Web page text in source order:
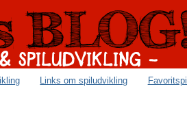
Links om spiludvikling Favoritspil